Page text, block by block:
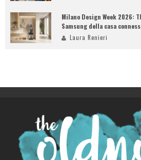
Milano Design Week 2026:
Samsung della casa
Laura Renieri